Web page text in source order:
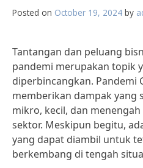
Posted on October 19, 2024 by
Tantangan dan peluang
pandemi merupakan topik
diperbincangkan. Pandemi
memberikan dampak yang
mikro, kecil, dan
sektor. Meskipun begitu,
yang dapat diambil untuk
berkembang di tengah